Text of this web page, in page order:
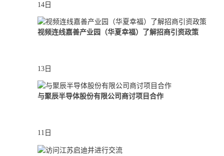
14日
视频连线嘉善产业园（华夏幸福）了解招商引资政策
13日
与聚辰半导体股份有限公司商讨项目合作
11日